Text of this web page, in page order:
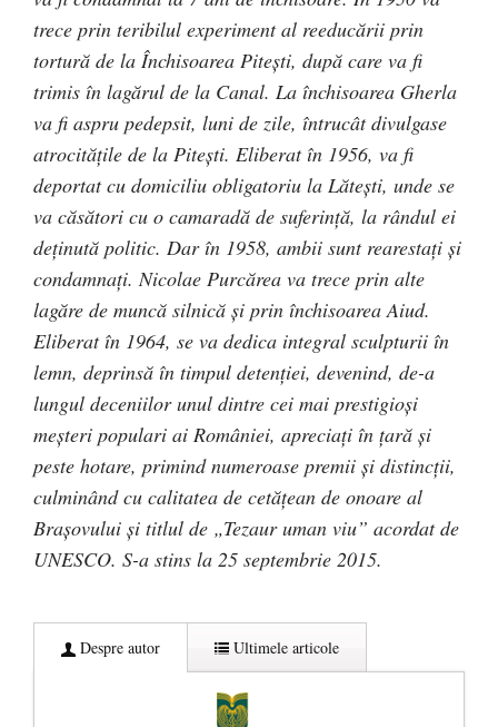
trece prin teribilul experiment al reeducării prin
tortură de la Închisoarea Piteşti, după care va fi
trimis în lagărul de la Canal. La închisoarea Gherla
va fi aspru pedepsit, luni de zile, întrucât divulgase
atrocităţile de la Piteşti. Eliberat în 1956, va fi
deportat cu domiciliu obligatoriu la Lăteşti, unde se
va căsători cu o camaradă de suferinţă, la rândul ei
deţinută politic. Dar în 1958, ambii sunt rearestaţi şi
condamnaţi. Nicolae Purcărea va trece prin alte
lagăre de muncă silnică şi prin închisoarea Aiud.
Eliberat în 1964, se va dedica integral sculpturii în
lemn, deprinsă în timpul detenţiei, devenind, de-a
lungul deceniilor unul dintre cei mai prestigioşi
meşteri populari ai României, apreciaţi în ţară şi
peste hotare, primind numeroase premii şi distincţii,
culminând cu calitatea de cetăţean de onoare al
Braşovului şi titlul de „Tezaur uman viu” acordat de
UNESCO. S-a stins la 25 septembrie 2015.
Despre autor Ultimele articole